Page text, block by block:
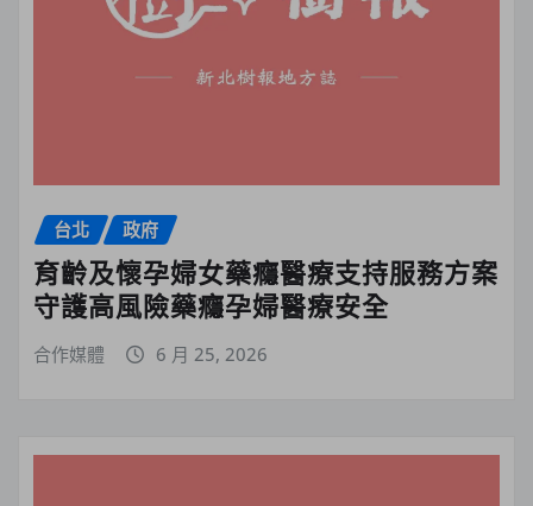
台北 政府
育齡及懷孕婦女藥癮醫療支持服務方案
守護高風險藥癮孕婦醫療安全
合作媒體 6 月 25, 2026